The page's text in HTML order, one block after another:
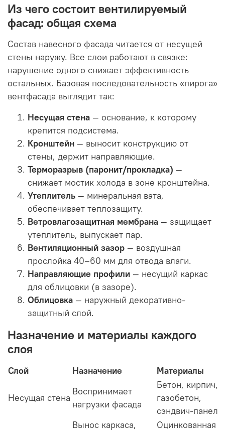
Из чего состоит вентилируемый
фасад: общая схема
Состав навесного фасада читается от несущей
стены наружу. Все слои работают в связке:
нарушение одного снижает эффективность
остальных. Базовая последовательность «пирога»
вентфасада выглядит так:
Несущая стена — основание, к которому
крепится подсистема.
Кронштейн — выносит конструкцию от
стены, держит направляющие.
Терморазрыв (паронит/прокладка) —
снижает мостик холода в зоне кронштейна.
Утеплитель — минеральная вата,
обеспечивает теплозащиту.
Ветровлагозащитная мембрана — защищает
утеплитель, выпускает пар.
Вентиляционный зазор — воздушная
прослойка 40–60 мм для отвода влаги.
Направляющие профили — несущий каркас
для облицовки (в зазоре).
Облицовка — наружный декоративно-
защитный слой.
Назначение и материалы каждого
слоя
Слой Назначение Материалы
Несущая стена
Воспринимает
нагрузки фасада
Бетон, кирпич,
газобетон,
сэндвич-панели
Вынос каркаса,
Оцинкованная